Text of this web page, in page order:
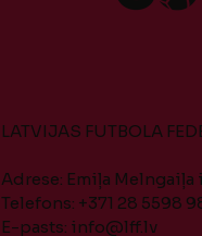
LATVIJAS FUTBOLA
Adrese: Emiļa Melngaiļa
Telefons: +371 28 5598
E-pasts: info@lff.lv